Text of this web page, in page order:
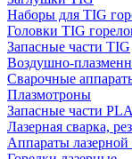
Наборы для TIG
Головки TIG
Запасные части TIG
Воздушно-
Сварочные
Плазмотроны
Запасные части
Лазерная сварка,
Аппараты лазерной